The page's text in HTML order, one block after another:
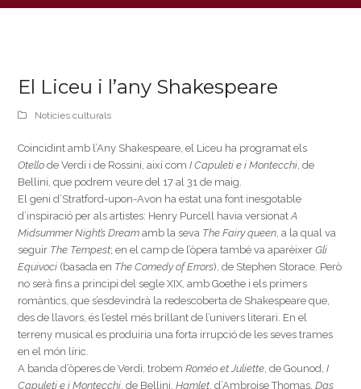
El Liceu i l’any Shakespeare
Notícies culturals
Coincidint amb l’Any Shakespeare, el Liceu ha programat els
Otello de Verdi i de Rossini, així comI Capuleti e i Montecchi, de
Bellini, que podrem veure del 17 al 31 de maig.
El geni d’Stratford-upon-Avon ha estat una font inesgotable
d’inspiració per als artistes: Henry Purcell havia versionatA
Midsummer Night’s Dreamamb la seva The Fairy queen, a la qual va
seguir The Tempest; en el camp de l’òpera també va aparèixerGli
Equivoci (basada en The Comedy of Errors), de Stephen Storace. Però
no serà fins a principi del segle XIX, amb Goethe i els primers
romàntics, que s’esdevindrà la redescoberta de Shakespeare que,
des de llavors, és l’estel més brillant de l’univers literari. En el
terreny musical es produiria una forta irrupció de les seves trames
en el món líric.
A banda d’òperes de Verdi, trobemRoméo et Juliette, de Gounod,I
Capuleti e i Montecchi, de Bellini,Hamlet, d’Ambroise Thomas,Das